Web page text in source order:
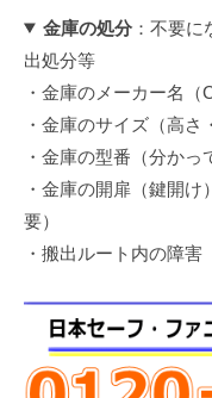
金庫の処分：不要に
出処分等
・金庫のメーカー名（
・金庫のサイズ（高さ
・金庫の型番（分かっ
・金庫の開扉（鍵開
要）
・搬出ルート内の障